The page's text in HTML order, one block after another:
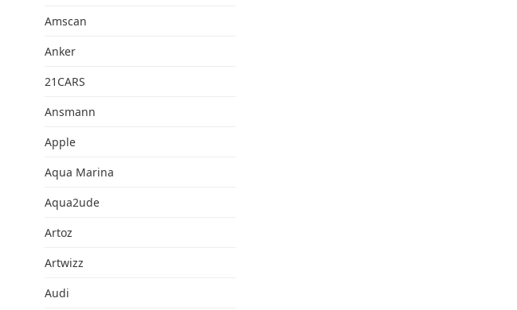
Amscan
Anker
21CARS
Ansmann
Apple
Aqua Marina
Aqua2ude
Artoz
Artwizz
Audi